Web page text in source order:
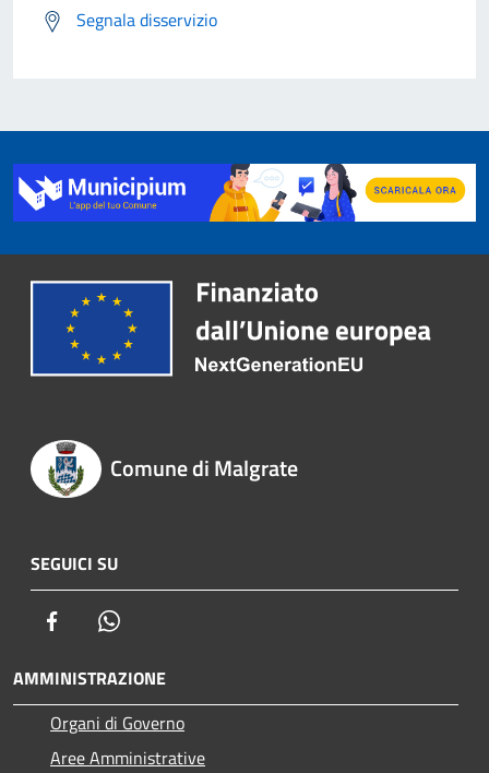
Segnala disservizio
Comune di Malgrate
SEGUICI SU
Facebook
AMMINISTRAZIONE
Organi di Governo
Aree Amministrative